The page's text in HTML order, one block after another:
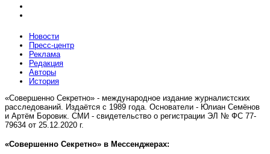
Новости
Пресс-центр
Реклама
Редакция
Авторы
История
«Совершенно Секретно» - международное издание журналистских
расследований. Издаётся с 1989 года. Основатели - Юлиан Семёнов
и Артём Боровик. CМИ - свидетельство о регистрации ЭЛ № ФС 77-
79634 от 25.12.2020 г.
«Совершенно Секретно» в Мессенджерах: